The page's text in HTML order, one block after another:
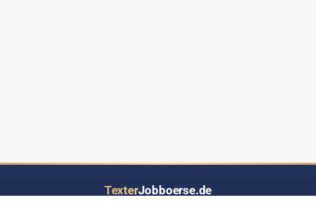
TexterJobboerse.de